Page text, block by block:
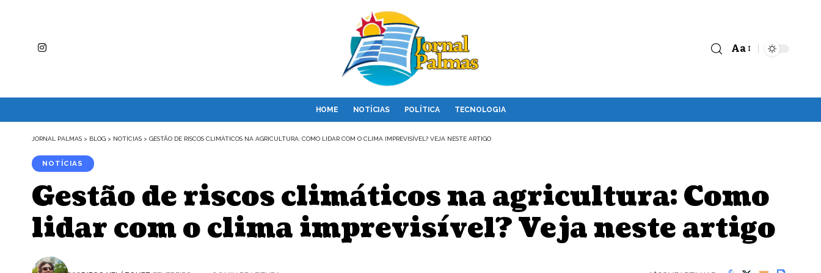
Aa
HOME NOTÍCIAS POLÍTICA TECNOLOGIA
JORNAL PALMAS > BLOG > NOTÍCIAS > GESTÃO DE RISCOS CLIMÁTICOS NA AGRICULTURA: COMO LIDAR COM O CLIMA IMPREVISÍVEL? VEJA NESTE ARTIGO
NOTÍCIAS
Gestão de riscos climáticos na agricultura: Como
lidar com o clima imprevisível? Veja neste artigo